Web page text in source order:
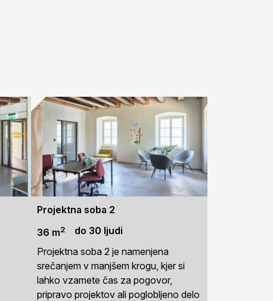
Projektna soba 2
36 m2
do 30 ljudi
Projektna soba 2 je namenjena
srečanjem v manjšem krogu, kjer si
lahko vzamete čas za pogovor,
pripravo projektov ali poglobljeno delo